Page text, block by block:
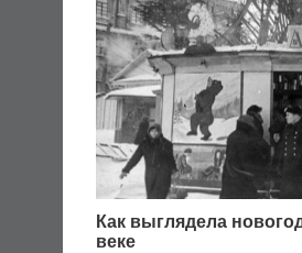
Как выглядела
веке